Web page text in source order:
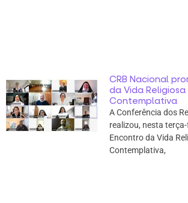
CRB Nacional
da Vida
Contemplativa
A Conferência dos
realizou, nesta
Encontro da Vida
Contemplativa,